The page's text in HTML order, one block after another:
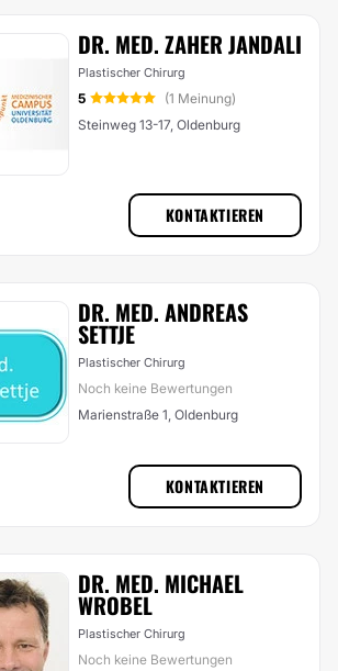
DR. MED. ZAHER JANDALI
Plastischer Chirurg
5
(1 Meinung)
Steinweg 13-17, Oldenburg
KONTAKTIEREN
DR. MED. ANDREAS
SETTJE
Plastischer Chirurg
Noch keine Bewertungen
Marienstraße 1, Oldenburg
KONTAKTIEREN
DR. MED. MICHAEL
WROBEL
Plastischer Chirurg
Noch keine Bewertungen